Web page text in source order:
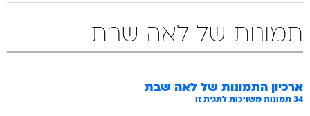
תמונות של לאה שבת
ארכיון התמונות של לאה שבת
34 תמונות משויכות לתגית זו